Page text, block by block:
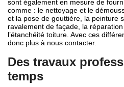
sont également en mesure de
comme : le nettoyage et le
et la pose de gouttière, la peinture
ravalement de façade, la réparation
l’étanchéité toiture. Avec ces
donc plus à nous contacter.
Des travaux
temps